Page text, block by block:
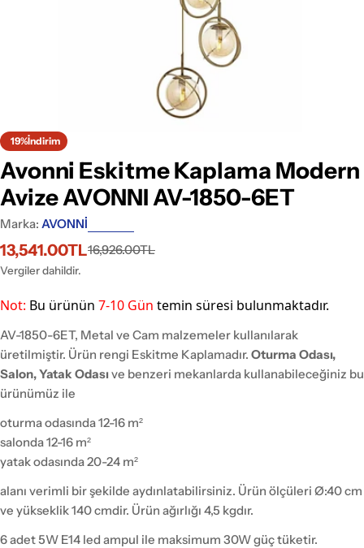
19%İndirim
Avonni Eskitme Kaplama Modern
Avize AVONNI AV-1850-6ET
Marka: AVONNİ
İndirimli
fiyat
13,541.00TL
Normal
fiyat
16,926.00TL
Vergiler dahildir.
Not: Bu ürünün 7-10 Gün temin süresi bulunmaktadır.
AV-1850-6ET, Metal ve Cam malzemeler kullanılarak
üretilmiştir. Ürün rengi Eskitme Kaplamadır. Oturma Odası,
Salon, Yatak Odasıve benzeri mekanlarda kullanabileceğiniz bu
ürünümüz ile
oturma odasında 12-16 m²
salonda 12-16 m²
yatak odasında 20-24 m²
alanı verimli bir şekilde aydınlatabilirsiniz. Ürün ölçüleri Ø:40 cm
ve yükseklik 140 cmdir. Ürün ağırlığı 4,5 kgdır.
6 adet 5W E14 led ampul ile maksimum 30W güç tüketir.